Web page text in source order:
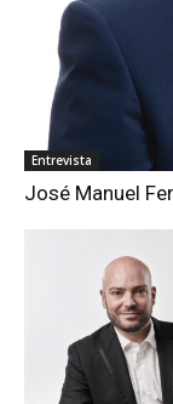
Entrevista
José Manuel